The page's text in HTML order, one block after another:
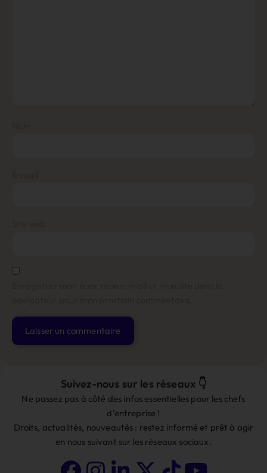
Suivez-nous sur les réseaux 👇
Ne passez pas à côté des infos essentielles pour les chefs
d’entreprise !
Droits, actualités, nouveautés : restez informé et prêt à agir
en nous suivant sur les réseaux sociaux.